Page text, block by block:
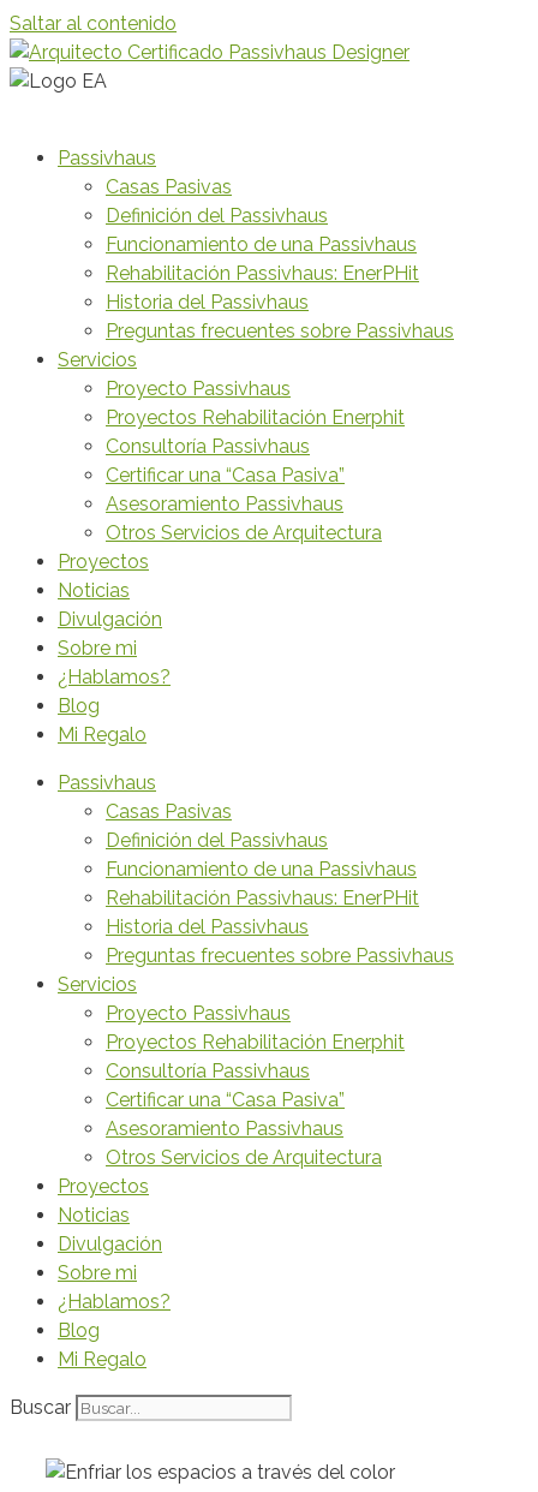
Saltar al contenido
Passivhaus
Casas Pasivas
Definición del Passivhaus
Funcionamiento de una Passivhaus
Rehabilitación Passivhaus: EnerPHit
Historia del Passivhaus
Preguntas frecuentes sobre Passivhaus
Servicios
Proyecto Passivhaus
Proyectos Rehabilitación Enerphit
Consultoría Passivhaus
Certificar una “Casa Pasiva”
Asesoramiento Passivhaus
Otros Servicios de Arquitectura
Proyectos
Noticias
Divulgación
Sobre mi
¿Hablamos?
Blog
Mi Regalo
Passivhaus
Casas Pasivas
Definición del Passivhaus
Funcionamiento de una Passivhaus
Rehabilitación Passivhaus: EnerPHit
Historia del Passivhaus
Preguntas frecuentes sobre Passivhaus
Servicios
Proyecto Passivhaus
Proyectos Rehabilitación Enerphit
Consultoría Passivhaus
Certificar una “Casa Pasiva”
Asesoramiento Passivhaus
Otros Servicios de Arquitectura
Proyectos
Noticias
Divulgación
Sobre mi
¿Hablamos?
Blog
Mi Regalo
Buscar